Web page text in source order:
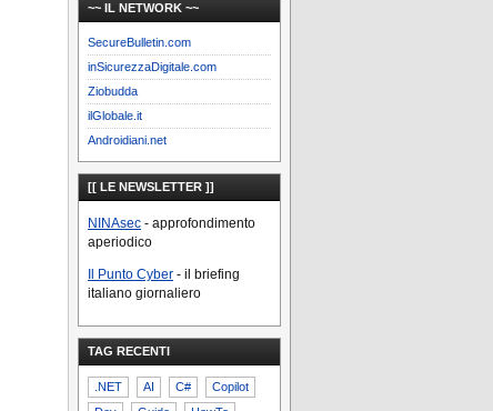
~~ IL NETWORK ~~
SecureBulletin.com
inSicurezzaDigitale.com
Ziobudda
ilGlobale.it
Androidiani.net
[[ LE NEWSLETTER ]]
NINAsec - approfondimento
aperiodico
Il Punto Cyber - il briefing
italiano giornaliero
TAG RECENTI
.NET AI C#
Copilot